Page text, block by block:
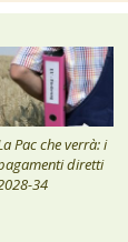
Pac che verrà: i
diretti
34